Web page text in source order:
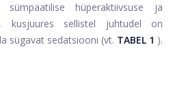
sümpaatilise hüperaktiivsuse ja
kusjuures sellistel juhtudel on
sügavat sedatsiooni (vt. TABEL 1 ).